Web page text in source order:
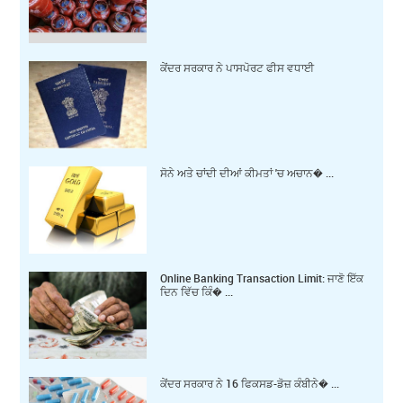
ਕੇਂਦਰ ਸਰਕਾਰ ਨੇ ਪਾਸਪੋਰਟ ਫੀਸ ਵਧਾਈ
ਸੋਨੇ ਅਤੇ ਚਾਂਦੀ ਦੀਆਂ ਕੀਮਤਾਂ 'ਚ ਅਚਾਨ� ...
Online Banking Transaction Limit: ਜਾਣੋ ਇੱਕ
ਦਿਨ ਵਿੱਚ ਕਿੰ� ...
ਕੇਂਦਰ ਸਰਕਾਰ ਨੇ 16 ਫਿਕਸਡ-ਡੋਜ਼ ਕੰਬੀਨੇ� ...